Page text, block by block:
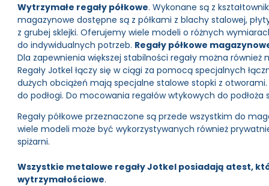
Wytrzymałe regały półkowe. Wykonane są z
magazynowe dostępne są z półkami z blachy stalowej,
z grubej sklejki. Oferujemy wiele modeli o różnych
do indywidualnych potrzeb. Regały półkowe
Dla zapewnienia większej stabilności regały można
Regały Jotkel łączy się w ciągi za pomocą specjalnych
dużych obciążeń mają specjalne stalowe stopki z
do podłogi. Do mocowania regałów wtykowych do podłoża
Regały półkowe przeznaczone są przede wszystkim do
wiele modeli może być wykorzystywanych również
spiżarni.
Wszystkie metalowe regały Jotkel posiadają atest,
wytrzymałościowe.